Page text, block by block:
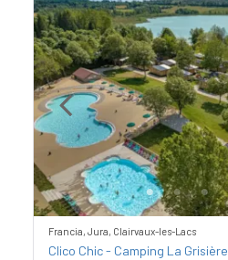
Previous
Francia, Jura, Clairvaux-les-Lacs
Clico Chic - Camping La Grisière